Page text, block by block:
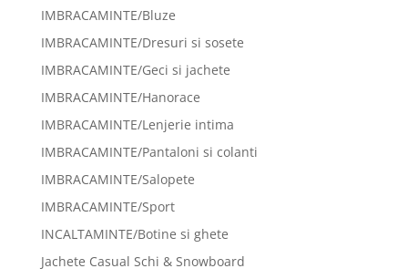
IMBRACAMINTE/Bluze
IMBRACAMINTE/Dresuri si sosete
IMBRACAMINTE/Geci si jachete
IMBRACAMINTE/Hanorace
IMBRACAMINTE/Lenjerie intima
IMBRACAMINTE/Pantaloni si colanti
IMBRACAMINTE/Salopete
IMBRACAMINTE/Sport
INCALTAMINTE/Botine si ghete
Jachete Casual Schi & Snowboard